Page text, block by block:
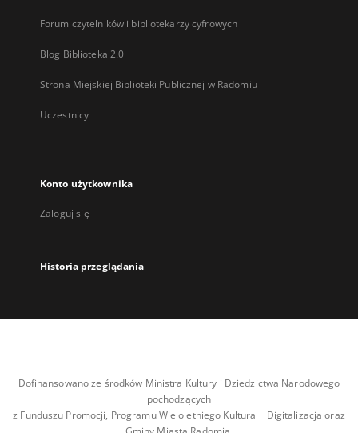
Forum czytelników i bibliotekarzy cyfrowych
Blog Biblioteka 2.0
Strona Miejskiej Biblioteki Publicznej w Radomiu
Uczestnicy
Konto użytkownika
Zaloguj się
Historia przeglądania
Dofinansowano ze środków Ministra Kultury i Dziedzictwa Narodowego
pochodzących
z Funduszu Promocji, Programu Wieloletniego Kultura + Digitalizacja oraz